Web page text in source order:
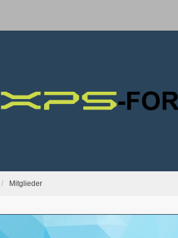
Mitglieder